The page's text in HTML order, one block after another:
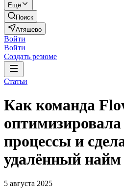
Ещё
Поиск
Атяшево
Войти
Войти
Создать резюме
Статьи
Как команда
процессы и
удалённый
5 августа 2025